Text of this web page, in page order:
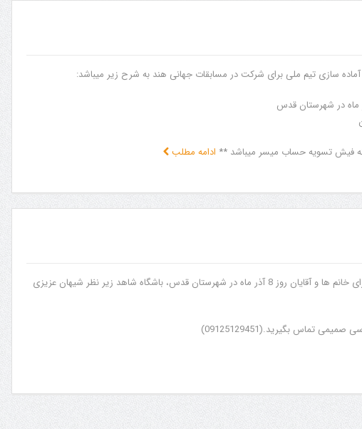
آماده سازی تیم ملی برای شرکت در مسابقات جهانی هند به شرح زیر میباشد:
فیش تسویه حساب میسر میباشد ** ادامه مطلب
آزمون دان های یک و دو برای خانم ها و آقایان روز 8 آذر ماه در شهرستان قدس، باشگاه شاهد زیر نظر شیهان عزیزی
تماس بگیرید.(09125129451)